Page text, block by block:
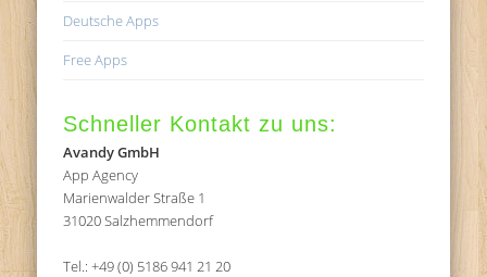
Deutsche Apps
Free Apps
Schneller Kontakt zu uns:
Avandy GmbH
App Agency
Marienwalder Straße 1
31020 Salzhemmendorf
Tel.: +49 (0) 5186 941 21 20